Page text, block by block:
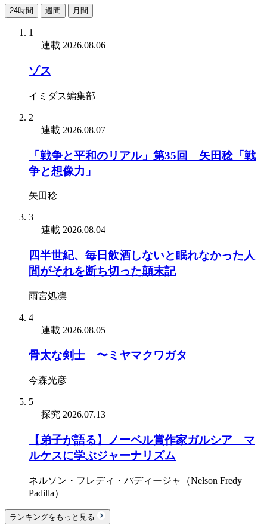
24時間 週間 月間
1
連載 2026.08.06
ゾス
イミダス編集部
2
連載 2026.08.07
「戦争と平和のリアル」第35回 矢田稔「戦
争と想像力」
矢田稔
3
連載 2026.08.04
四半世紀、毎日飲酒しないと眠れなかった人
間がそれを断ち切った顛末記
雨宮処凛
4
連載 2026.08.05
骨太な剣士 〜ミヤマクワガタ
今森光彦
5
探究 2026.07.13
【弟子が語る】ノーベル賞作家ガルシア゠マ
ルケスに学ぶジャーナリズム
ネルソン・フレディ・パディージャ（Nelson Fredy
Padilla）
ランキングをもっと見る